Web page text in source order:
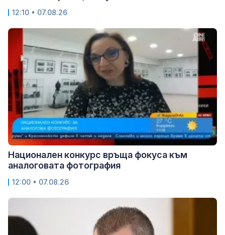
12:10 • 07.08.26
Национален конкурс връща фокуса към
аналоговата фотография
12:00 • 07.08.26